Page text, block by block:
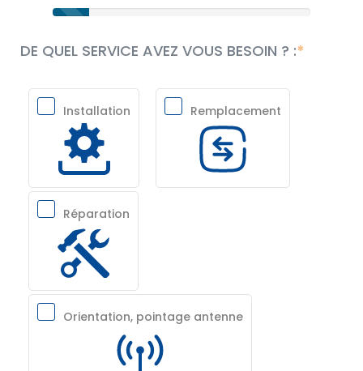
DE QUEL SERVICE AVEZ VOUS BESOIN ? :
Installation Remplacement
Réparation
Orientation, pointage antenne